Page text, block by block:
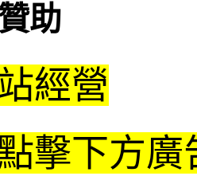
助
經營
擊下方廣